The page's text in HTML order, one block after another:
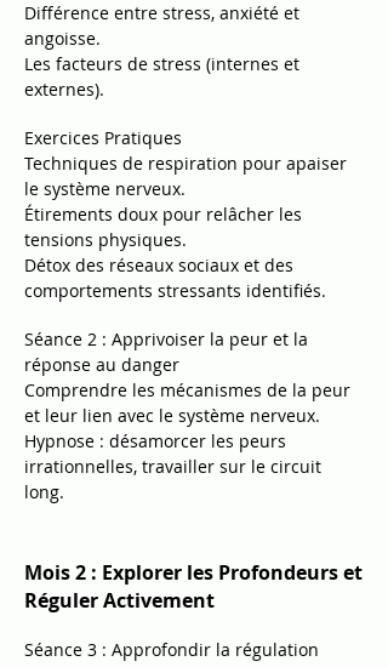
Différence entre stress, anxiété et
angoisse.
Les facteurs de stress (internes et
externes).
Exercices Pratiques
Techniques de respiration pour apaiser
le système nerveux.
Étirements doux pour relâcher les
tensions physiques.
Détox des réseaux sociaux et des
comportements stressants identifiés.
Séance 2 : Apprivoiser la peur et la
réponse au danger
Comprendre les mécanismes de la peur
et leur lien avec le système nerveux.
Hypnose : désamorcer les peurs
irrationnelles, travailler sur le circuit
long.
Mois 2 : Explorer les Profondeurs et
Réguler Activement
Séance 3 : Approfondir la régulation